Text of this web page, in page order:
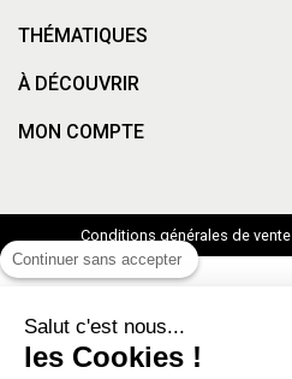
THÉMATIQUES
À DÉCOUVRIR
MON COMPTE
Conditions générales de vente
Continuer sans accepter
Salut c'est nous...
les Cookies !